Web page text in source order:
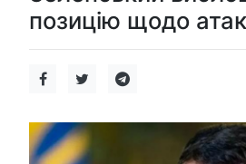
позицію щодо